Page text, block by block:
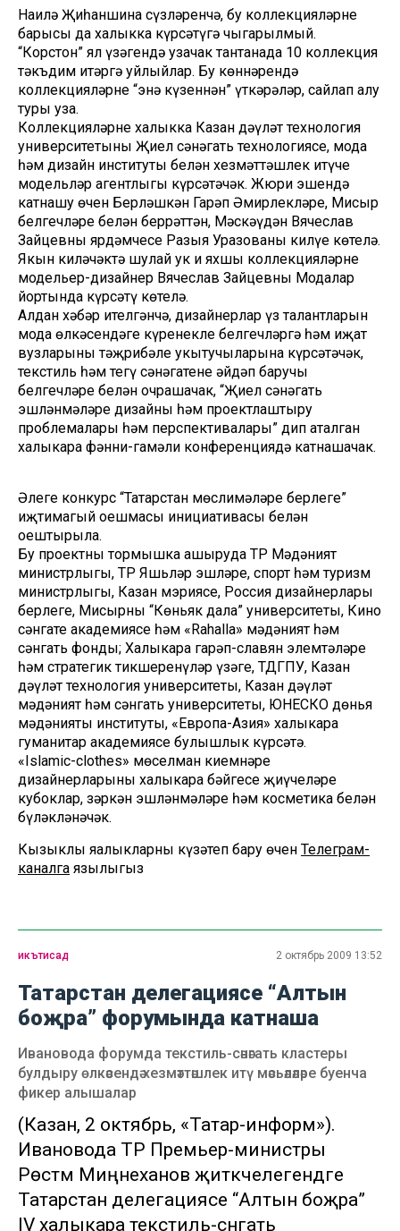
Наилә Җиһаншина сүзләренчә, бу коллекцияләрнең
барысы да халыкка күрсәтүгә чыгарылмый.
“Корстон” ял үзәгендә узачак тантанада 10 коллекция
тәкъдим итәргә уйлыйлар. Бу көннәрендә
коллекцияләрне “энә күзеннән” үткәрәләр, сайлап алу
туры уза.
Коллекцияләрне халыкка Казан дәүләт технология
университетының Җиңел сәнәгать технологиясе, мода
һәм дизайн институты белән хезмәттәшлек итүче
модельләр агентлыгы күрсәтәчәк. Жюри эшендә
катнашу өчен Берләшкән Гарәп Әмирлекләре, Мисыр
белгечләре белән беррәттән, Мәскәүдән Вячеслав
Зайцевның ярдәмчесе Разыя Уразованың килүе көтелә.
Якын киләчәктә шулай ук иң яхшы коллекцияләрне
модельер-дизайнер Вячеслав Зайцевның Модалар
йортында күрсәтү көтелә.
Алдан хәбәр ителгәнчә, дизайнерлар үз талантларын
мода өлкәсендәге күренекле белгечләргә һәм иҗат
вузларының тәҗрибәле укытучыларына күрсәтәчәк,
текстиль һәм тегү сәнәгатенең әйдәп баручы
белгечләре белән очрашачак, “Җиңел сәнәгать
эшләнмәләре дизайны һәм проектлаштыру
проблемалары һәм перспективалары” дип аталган
халыкара фәнни-гамәли конференциядә катнашачак.
Әлеге конкурс “Татарстан мөслимәләре берлеге”
иҗтимагый оешмасы инициативасы белән
оештырыла.
Бу проектны тормышка ашыруда ТР Мәдәният
министрлыгы, ТР Яшьләр эшләре, спорт һәм туризм
министрлыгы, Казан мэриясе, Россия дизайнерлары
берлеге, Мисырның “Көньяк дала” университеты, Кино
сәнгате академиясе һәм «Rahalla» мәдәният һәм
сәнгать фонды; Халыкара гарәп-славян элемтәләре
һәм стратегик тикшеренүләр үзәге, ТДГПУ, Казан
дәүләт технология университеты, Казан дәүләт
мәдәният һәм сәнгать университеты, ЮНЕСКО дөнья
мәдәнияты институты, «Европа-Азия» халыкара
гуманитар академиясе булышлык күрсәтә.
«Islamic-clothes» мөселман киемнәре
дизайнерларының халыкара бәйгесе җиңүчеләре
кубоклар, зәркән эшләнмәләре һәм косметика белән
бүләкләнәчәк.
Кызыклы яңалыкларны күзәтеп бару өчен Телеграм-
каналга язылыгыз
икътисад 2 октябрь 2009 13:52
Татарстан делегациясе “Алтын
боҗра” форумында катнаша
Ивановода форумда текстиль-сәнәгать кластеры
булдыру өлкәсендә хезмәттәшлек итү мәсьәләләре буенча
фикер алышалар
(Казан, 2 октябрь, «Татар-информ»).
Ивановода ТР Премьер-министры
Рөстәм Миңнеханов җитәкчелегендәге
Татарстан делегациясе “Алтын боҗра”
IV халыкара текстиль-сәнәгать